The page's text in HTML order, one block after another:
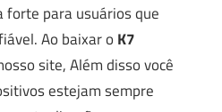
forte para usuários que
Ao baixar o K7
site, Além disso você
estejam sempre